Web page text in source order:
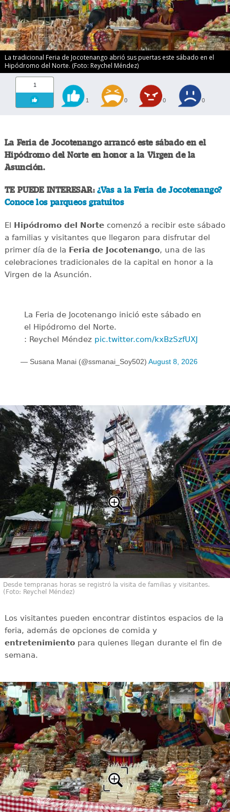
La tradicional Feria de Jocotenango abrió sus puertas este sábado en el
Hipódromo del Norte. (Foto: Reychel Méndez)
1
1 0 0 0
La Feria de Jocotenango arrancó este sábado en el
Hipódromo del Norte en honor a la Virgen de la
Asunción.
TE PUEDE INTERESAR:¿Vas a la Feria de Jocotenango?
Conoce los parqueos gratuitos
El Hipódromo del Nortecomenzó a recibir este sábado
a familias y visitantes que llegaron para disfrutar del
primer día de la Feria de Jocotenango, una de las
celebraciones tradicionales de la capital en honor a la
Virgen de la Asunción.
La Feria de Jocotenango inició este sábado en
el Hipódromo del Norte.
: Reychel Méndez pic.twitter.com/kxBzSzfUXJ
— Susana Manai (@ssmanai_Soy502) August 8, 2026
Desde tempranas horas se registró la visita de familias y visitantes.
(Foto: Reychel Méndez)
Los visitantes pueden encontrar distintos espacios de la
feria, además de opciones de comida y
entretenimientopara quienes llegan durante el fin de
semana.